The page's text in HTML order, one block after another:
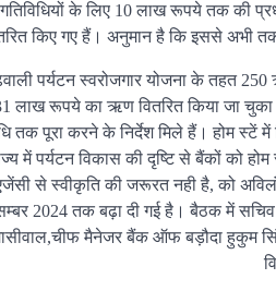
गतिविधियों के लिए 10 लाख रूपये तक की
किए गए हैं। अनुमान है कि इससे अभी तक
पर्यटन स्वरोजगार योजना के तहत
रूपये का ऋण वितरित किया जा चुका
पूरा करने के निर्देश मिले हैं। होम स्टें में
में पर्यटन विकास की दृष्टि से बैंकों को
से स्वीकृति की जरूरत नही है, को
2024 तक बढ़ा दी गई है। बैठक में
मैनेजर बैंक ऑफ बड़ौदा हुकुम